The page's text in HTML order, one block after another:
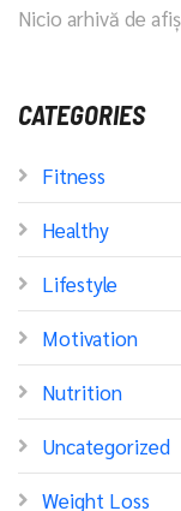
Nicio arhivă de
CATEGORIES
Fitness
Healthy
Lifestyle
Motivation
Nutrition
Uncategorized
Weight Loss